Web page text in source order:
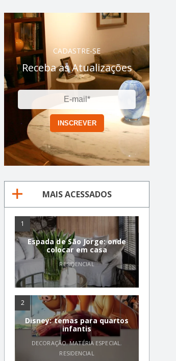
CADASTRE-SE
Receba as Atualizações
MAIS ACESSADOS
1
Espada de São Jorge: onde
colocar em casa
RESIDENCIAL
2
Disney: temas para quartos
infantis
DECORAÇÃO,MATÉRIA ESPECIAL,
RESIDENCIAL